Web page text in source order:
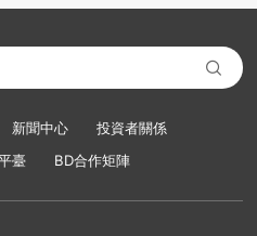

新聞中心
投資者關係
臺 BD合作矩陣